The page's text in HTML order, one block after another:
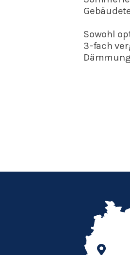
Sowohl
3-fach